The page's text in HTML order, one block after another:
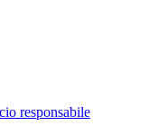
responsabile